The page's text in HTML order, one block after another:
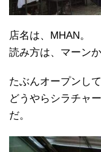
店名は、MHAN。
読み方は、マーンか
たぶんオープンし
どうやらシラチャ
だ。